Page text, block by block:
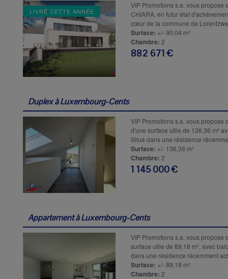
LIVRÉ CETTE ANNÉE
VIP Promotions s.a. vous propose
CHIARA, en futur état
cœur de la commune de
Surface: +/- 90,04 m²
Chambre: 2
882 671 €
Duplex àLuxembourg-Cents
VIP Promotions s.a. vous
d'une surface utile de 136,36 m²
Situé dans une résidence
Surface: +/- 136,36 m²
Chambre: 2
1 145 000 €
Appartement àLuxembourg-Cents
VIP Promotions s.a. vous propose
surface utile de 89,18 m², avec
dans une résidence récemment
Surface: +/- 89,18 m²
Chambre: 2